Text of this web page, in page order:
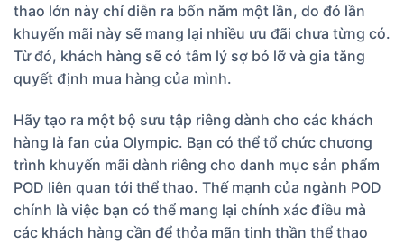
thao lớn này chỉ diễn ra bốn năm một lần, do đó lần
khuyến mãi này sẽ mang lại nhiều ưu đãi chưa từng có.
Từ đó, khách hàng sẽ có tâm lý sợ bỏ lỡ và gia tăng
quyết định mua hàng của mình.
Hãy tạo ra một bộ sưu tập riêng dành cho các khách
hàng là fan của Olympic. Bạn có thể tổ chức chương
trình khuyến mãi dành riêng cho danh mục sản phẩm
POD liên quan tới thể thao. Thế mạnh của ngành POD
chính là việc bạn có thể mang lại chính xác điều mà
các khách hàng cần để thỏa mãn tinh thần thể thao